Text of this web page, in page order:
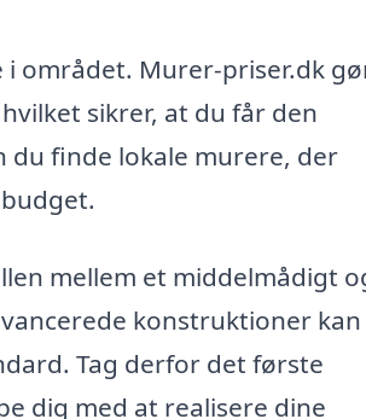
området. Murer-priser.dk
sikrer, at du får den
du finde lokale murere, der
mellem et middelmådigt
konstruktioner kan
Tag derfor det første
dig med at realisere dine